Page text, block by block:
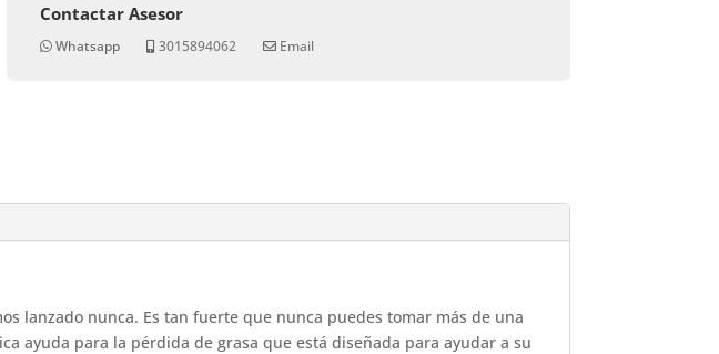
Contactar Asesor
Whatsapp 3015894062 Email
lanzado nunca. Es tan fuerte que nunca puedes tomar más de una
ayuda para la pérdida de grasa que está diseñada para ayudar a su